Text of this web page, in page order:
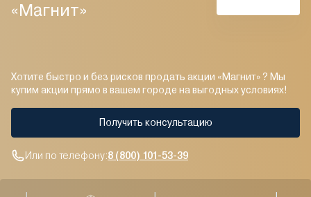
«Магнит»
Хотите быстро и без рисков продать акции «Магнит» ? Мы
купим акции прямо в вашем городе на выгодных условиях!
Получить консультацию
Или по телефону:8 (800) 101-53-39